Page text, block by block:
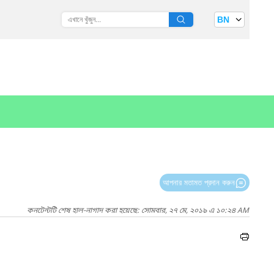
BN
আপনার মতামত প্রদান করুন
কনটেন্টটি শেষ হাল-নাগাদ করা হয়েছে: সোমবার, ২৭ মে, ২০১৯ এ ১০:২৪ AM